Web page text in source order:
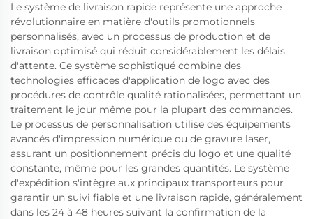
Le système de livraison rapide représente une approche
révolutionnaire en matière d'outils promotionnels
personnalisés, avec un processus de production et de
livraison optimisé qui réduit considérablement les délais
d'attente. Ce système sophistiqué combine des
technologies efficaces d'application de logo avec des
procédures de contrôle qualité rationalisées, permettant un
traitement le jour même pour la plupart des commandes.
Le processus de personnalisation utilise des équipements
avancés d'impression numérique ou de gravure laser,
assurant un positionnement précis du logo et une qualité
constante, même pour les grandes quantités. Le système
d'expédition s'intègre aux principaux transporteurs pour
garantir un suivi fiable et une livraison rapide, généralement
dans les 24 à 48 heures suivant la confirmation de la